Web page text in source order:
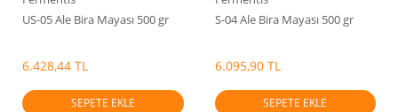
US-05 Ale Bira Mayası 500 gr
6.428,44 TL
SEPETE EKLE
S-04 Ale Bira Mayası 500 gr
6.095,90 TL
SEPETE EKLE